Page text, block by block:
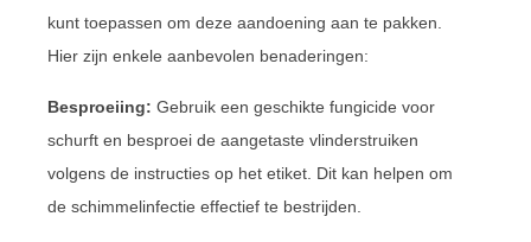
kunt toepassen om deze aandoening aan te pakken.
Hier zijn enkele aanbevolen benaderingen:
Besproeiing: Gebruik een geschikte fungicide voor
schurft en besproei de aangetaste vlinderstruiken
volgens de instructies op het etiket. Dit kan helpen om
de schimmelinfectie effectief te bestrijden.